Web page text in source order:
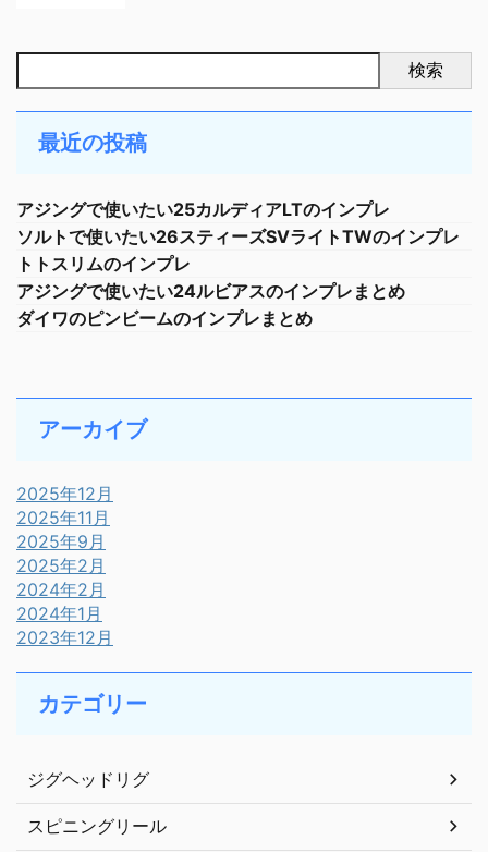
検索
最近の投稿
アジングで使いたい25カルディアLTのインプレ
ソルトで使いたい26スティーズSVライトTWのインプレ
トトスリムのインプレ
アジングで使いたい24ルビアスのインプレまとめ
ダイワのピンビームのインプレまとめ
アーカイブ
2025年12月
2025年11月
2025年9月
2025年2月
2024年2月
2024年1月
2023年12月
カテゴリー
ジグヘッドリグ
スピニングリール